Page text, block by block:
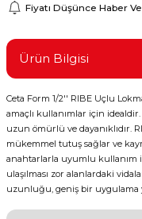
Fiyatı Düşünce Haber
Ürün Bilgisi
Ceta Form 1/2'' RIBE Uçlu
amaçlı kullanımlar için
uzun ömürlü ve dayanıklıdır.
mükemmel tutuş sağlar ve
anahtarlarla uyumlu kullanım
ulaşılması zor alanlardaki
uzunluğu, geniş bir uygulama